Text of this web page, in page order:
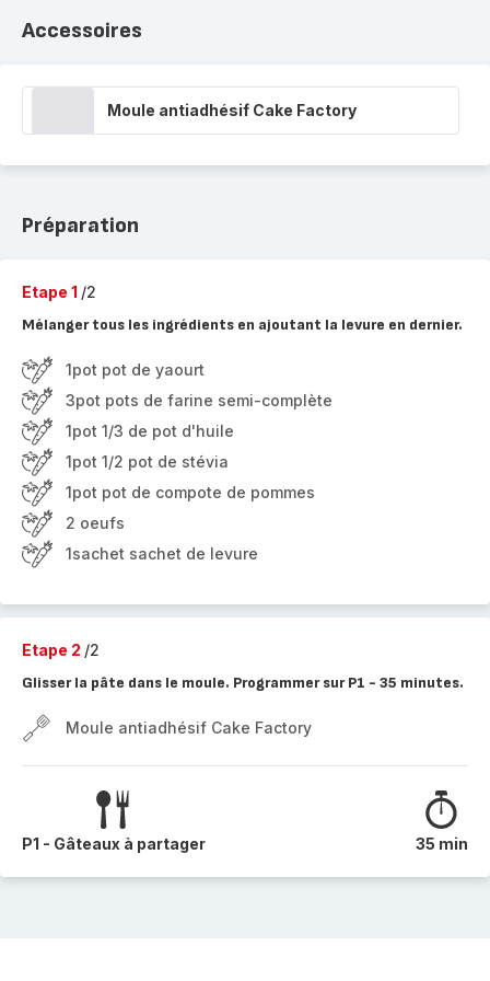
Accessoires
Moule antiadhésif Cake Factory
Préparation
Etape 1 /2
Mélanger tous les ingrédients en ajoutant la levure en dernier.
1pot pot de yaourt
3pot pots de farine semi-complète
1pot 1/3 de pot d'huile
1pot 1/2 pot de stévia
1pot pot de compote de pommes
2 oeufs
1sachet sachet de levure
Etape 2 /2
Glisser la pâte dans le moule. Programmer sur P1 - 35 minutes.
Moule antiadhésif Cake Factory
P1 - Gâteaux à partager 35 min